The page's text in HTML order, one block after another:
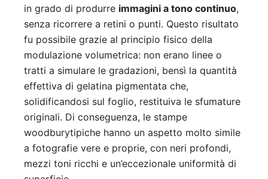
in grado di produrre immagini a tono continuo,
senza ricorrere a retini o punti. Questo risultato
fu possibile grazie al principio fisico della
modulazione volumetrica: non erano linee o
tratti a simulare le gradazioni, bensì la quantità
effettiva di gelatina pigmentata che,
solidificandosi sul foglio, restituiva le sfumature
originali. Di conseguenza, le stampe
woodburytipiche hanno un aspetto molto simile
a fotografie vere e proprie, con neri profondi,
mezzi toni ricchi e un’eccezionale uniformità di